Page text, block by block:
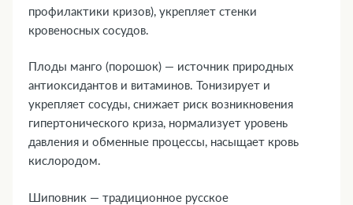
профилактики кризов), укрепляет стенки
кровеносных сосудов.
Плоды манго (порошок) — источник природных
антиоксидантов и витаминов. Тонизирует и
укрепляет сосуды, снижает риск возникновения
гипертонического криза, нормализует уровень
давления и обменные процессы, насыщает кровь
кислородом.
Шиповник — традиционное русское